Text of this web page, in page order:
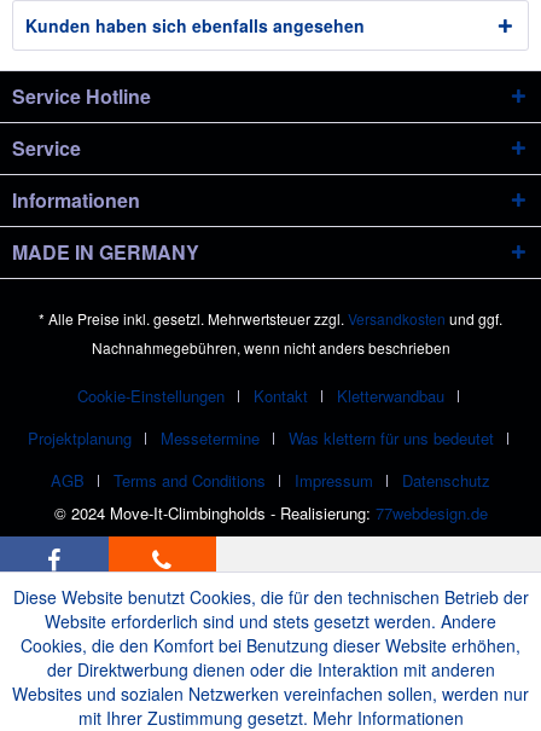
Kunden haben sich ebenfalls angesehen
Service Hotline
Service
Informationen
MADE IN GERMANY
* Alle Preise inkl. gesetzl. Mehrwertsteuer zzgl. Versandkosten und ggf.
Nachnahmegebühren, wenn nicht anders beschrieben
Cookie-Einstellungen Kontakt
Kletterwandbau
Projektplanung
Messetermine
Was klettern für uns bedeutet
AGB
Terms and Conditions Impressum
Datenschutz
© 2024 Move-It-Climbingholds - Realisierung: 77webdesign.de
Diese Website benutzt Cookies, die für den technischen Betrieb der
Website erforderlich sind und stets gesetzt werden. Andere
Cookies, die den Komfort bei Benutzung dieser Website erhöhen,
der Direktwerbung dienen oder die Interaktion mit anderen
Websites und sozialen Netzwerken vereinfachen sollen, werden nur
mit Ihrer Zustimmung gesetzt. Mehr Informationen